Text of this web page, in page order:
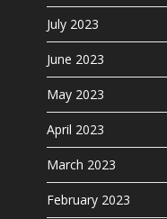
July 2023
June 2023
May 2023
April 2023
March 2023
February 2023